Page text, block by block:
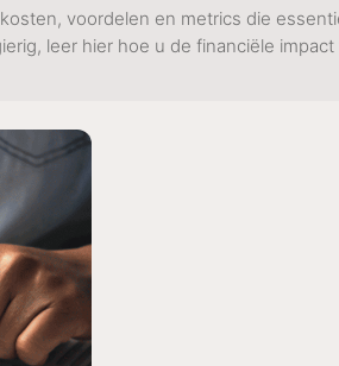
voordelen en metrics die
leer hier hoe u de financiële